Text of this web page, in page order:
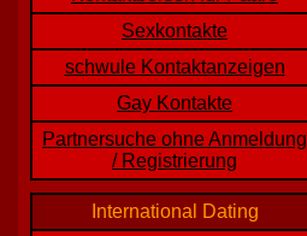
Sexkontakte
schwule Kontaktanzeigen
Gay Kontakte
Partnersuche ohne Anmeldung
/ Registrierung
International Dating